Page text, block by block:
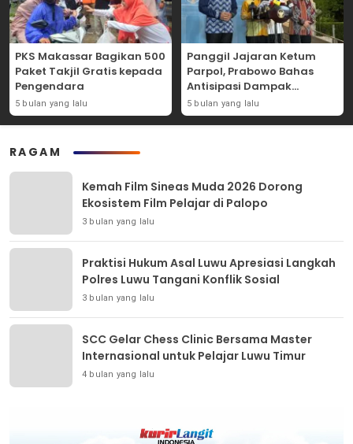
PKS Makassar Bagikan 500
Paket Takjil Gratis kepada
Pengendara
5 bulan yang lalu
Panggil Jajaran Ketum
Parpol, Prabowo Bahas
Antisipasi Dampak
Geopolitik Dunia Usia
Konflik Iran-AS
5 bulan yang lalu
RAGAM
Kemah Film Sineas Muda 2026 Dorong
Ekosistem Film Pelajar di Palopo
3 bulan yang lalu
Praktisi Hukum Asal Luwu Apresiasi Langkah
Polres Luwu Tangani Konflik Sosial
3 bulan yang lalu
SCC Gelar Chess Clinic Bersama Master
Internasional untuk Pelajar Luwu Timur
4 bulan yang lalu